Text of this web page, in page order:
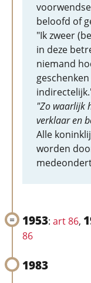
beloofd of
"Ik zweer
in deze
niemand
"Zo waarlijk
verklaar en
Alle
worden
1953: art 86,
86
1983